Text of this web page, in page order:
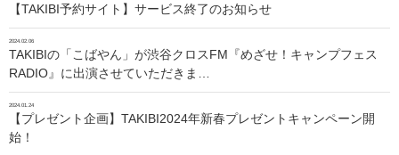
【TAKIBI予約サイト】サービス終了のお知らせ
2024.02.06
TAKIBIの「こばやん」が渋谷クロスFM『めざせ！キャンプフェス
RADIO』に出演させていただきま…
2024.01.24
【プレゼント企画】TAKIBI2024年新春プレゼントキャンペーン開
始！